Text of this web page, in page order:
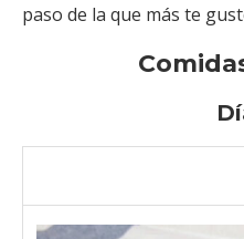
paso de la que más te